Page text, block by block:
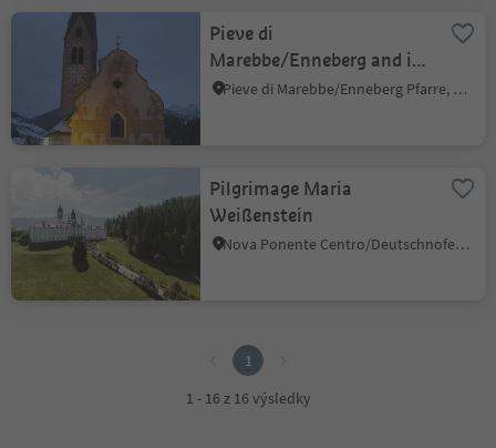
Pieve di
Marebbe/Enneberg and its
church
Pieve di Marebbe/Enneberg Pfarre, Al Plan/San Vigilio, Dolomites Region Kronplatz/Plan de Corones
Pilgrimage Maria
Weißenstein
Nova Ponente Centro/Deutschnofen Dorf, Deutschnofen/Nova Ponente, Dolomites Region Eggental
1
1 - 16 z 16 výsledky